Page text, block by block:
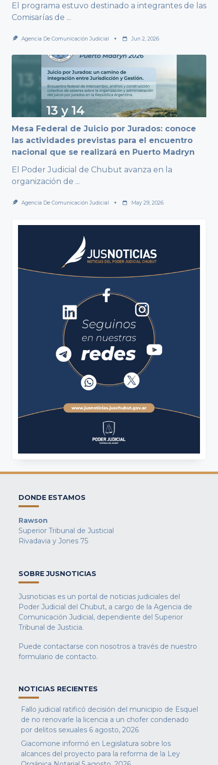
El programa estuvo destinado a integrantes de las
Comisarías de ...
Agencia De Comunicación Judicial Jun 2, 2026
Mesa Federal de Juicio por Jurados: conoce
las actividades previstas para el encuentro
nacional que se realizará en Puerto Madryn
El Poder Judicial de Chubut avanza en la
organización de ...
Agencia De Comunicación Judicial May 29, 2026
DONDE ESTAMOS
Rawson
Superior Tribunal de Justicial
Rivadavia y Jones 75
SOBRE JUSNOTICIAS
Jusnoticias es un portal de noticias judiciales del
Poder Judicial del Chubut, a cargo de la Agencia de
Comunicación Judicial, dependiente del Superior
Tribunal de Justicia.
Puede contactarse con nosotros a través de nuestro
formulario de contacto.
NOTICIAS RECIENTES
Fallo judicial ratificó decisión del municipio de Esquel
de no renovarle la licencia a un chofer condenado
por delitos sexuales 6 agosto, 2026
Giacomone informó en Legislatura sobre los
alcances del proyecto para la reforma de la Ley